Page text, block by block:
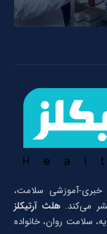
مجله خبری-آموزشی سلامت،
می‌کند.هلث آرتیکلز
سلامت روان، خانواده